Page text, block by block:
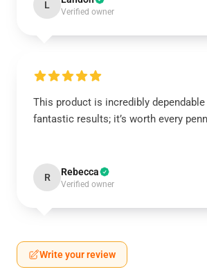
L
Verified owner
This product is incredibly
fantastic results; it’s worth every
R Rebecca
Verified owner
Write your review